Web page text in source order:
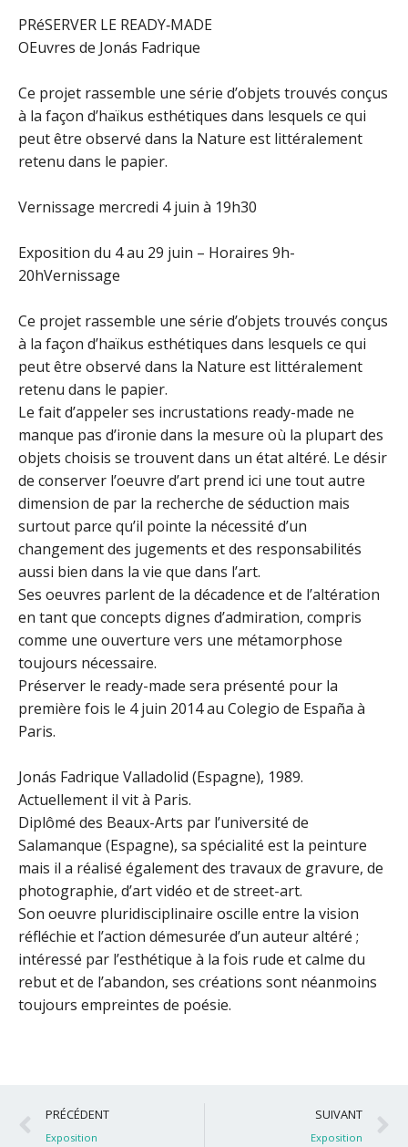
PRéSERVER LE READY‐MADE
OEuvres de Jonás Fadrique
Ce projet rassemble une série d’objets trouvés conçus
à la façon d’haïkus esthétiques dans lesquels ce qui
peut être observé dans la Nature est littéralement
retenu dans le papier.
Vernissage mercredi 4 juin à 19h30
Exposition du 4 au 29 juin – Horaires 9h-
20hVernissage
Ce projet rassemble une série d’objets trouvés conçus
à la façon d’haïkus esthétiques dans lesquels ce qui
peut être observé dans la Nature est littéralement
retenu dans le papier.
Le fait d’appeler ses incrustations ready-made ne
manque pas d’ironie dans la mesure où la plupart des
objets choisis se trouvent dans un état altéré. Le désir
de conserver l’oeuvre d’art prend ici une tout autre
dimension de par la recherche de séduction mais
surtout parce qu’il pointe la nécessité d’un
changement des jugements et des responsabilités
aussi bien dans la vie que dans l’art.
Ses oeuvres parlent de la décadence et de l’altération
en tant que concepts dignes d’admiration, compris
comme une ouverture vers une métamorphose
toujours nécessaire.
Préserver le ready-made sera présenté pour la
première fois le 4 juin 2014 au Colegio de España à
Paris.
Jonás Fadrique Valladolid (Espagne), 1989.
Actuellement il vit à Paris.
Diplômé des Beaux-Arts par l’université de
Salamanque (Espagne), sa spécialité est la peinture
mais il a réalisé également des travaux de gravure, de
photographie, d’art vidéo et de street-art.
Son oeuvre pluridisciplinaire oscille entre la vision
réfléchie et l’action démesurée d’un auteur altéré ;
intéressé par l’esthétique à la fois rude et calme du
rebut et de l’abandon, ses créations sont néanmoins
toujours empreintes de poésie.
Précédent
PRÉCÉDENT
Exposition
SUIVANT
Exposition